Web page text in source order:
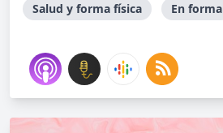
Salud y forma física En forma